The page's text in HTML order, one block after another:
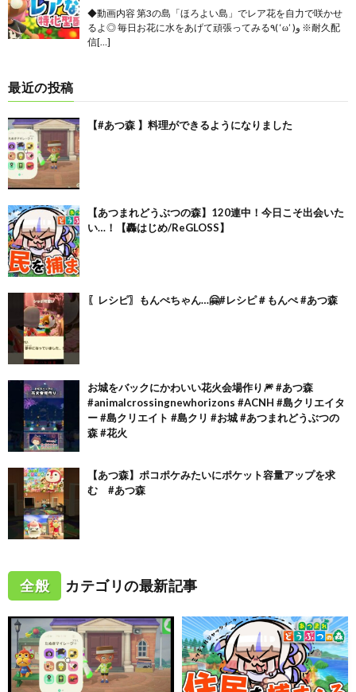
◆動画内容 第3の島「ほろよい島」でレア花を自力で咲かせ
るよ◎ 毎日お花に水をあげて頑張ってみる٩( ‘ω’ )و ※耐久配
信[…]
最近の投稿
【#あつ森 】料理ができるようになりました
【あつまれどうぶつの森】120連中！今日こそ出会いた
い…！【轟はじめ/ReGLOSS】
〖レシピ〗もんぺちゃん…🤗#レシピ＃もんぺ #あつ森
お城をバックにかわいい花火会場作り🎆 #あつ森
#animalcrossingnewhorizons #ACNH #島クリエイタ
ー #島クリエイト #島クリ #お城 #あつまれどうぶつの
森 #花火
【あつ森】ポコポケみたいにポケット容量アップを求
む #あつ森
全般 カテゴリの最新記事